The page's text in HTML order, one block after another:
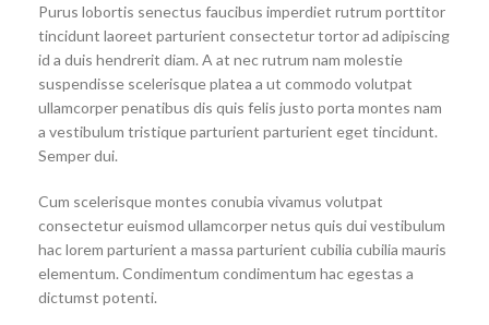
Purus lobortis senectus faucibus imperdiet rutrum porttitor
tincidunt laoreet parturient consectetur tortor ad adipiscing
id a duis hendrerit diam. A at nec rutrum nam molestie
suspendisse scelerisque platea a ut commodo volutpat
ullamcorper penatibus dis quis felis justo porta montes nam
a vestibulum tristique parturient parturient eget tincidunt.
Semper dui.
Cum scelerisque montes conubia vivamus volutpat
consectetur euismod ullamcorper netus quis dui vestibulum
hac lorem parturient a massa parturient cubilia cubilia mauris
elementum. Condimentum condimentum hac egestas a
dictumst potenti.